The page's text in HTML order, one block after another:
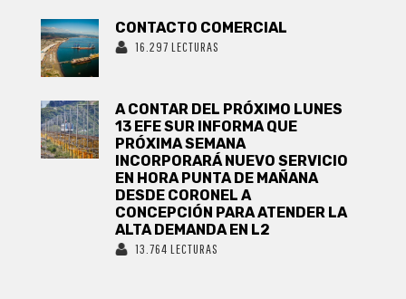
CONTACTO COMERCIAL
16.297 LECTURAS
A CONTAR DEL PRÓXIMO LUNES
13 EFE SUR INFORMA QUE
PRÓXIMA SEMANA
INCORPORARÁ NUEVO SERVICIO
EN HORA PUNTA DE MAÑANA
DESDE CORONEL A
CONCEPCIÓN PARA ATENDER LA
ALTA DEMANDA EN L2
13.764 LECTURAS